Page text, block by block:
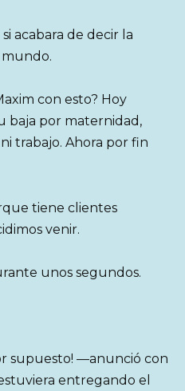
acabara de decir la
con esto? Hoy
baja por maternidad,
trabajo. Ahora por fin
tiene clientes
venir.
unos segundos.
supuesto! —anunció con
entregando el